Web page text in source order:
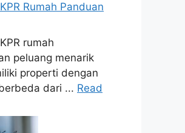
Rumah Panduan
rumah
peluang menarik
properti dengan
dari ... Read